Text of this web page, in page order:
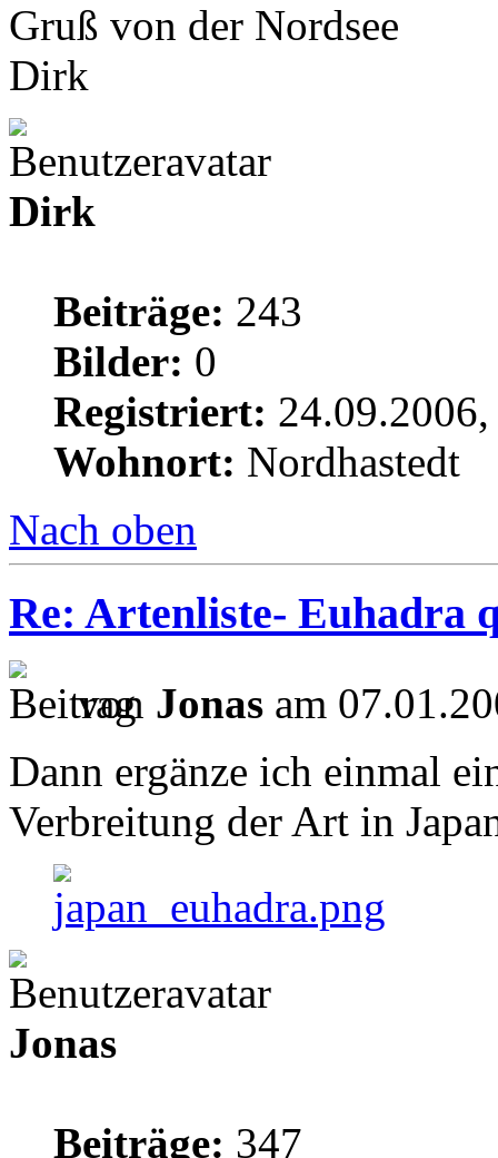
Gruß von der Nordsee
Dirk
Dirk
Beiträge: 243
Bilder: 0
Registriert:
Wohnort: Nordhastedt
Nach oben
Re: Artenliste- Euhadra
von Jonas am
Dann ergänze ich einmal
Verbreitung der Art in
Jonas
Beiträge: 347